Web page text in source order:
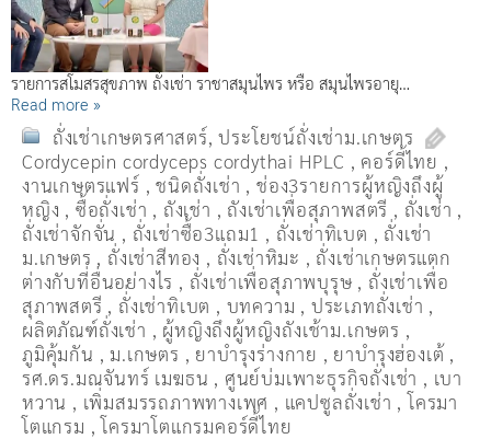
รายการสโมสรสุขภาพ ถั่งเช่า ราชาสมุนไพร หรือ สมุนไพรอายุ…
Read more »
ถั่งเช่าเกษตรศาสตร์,ประโยชน์ถั่งเช่าม.เกษตร
Cordycepin cordyceps cordythai HPLC , คอร์ดี้ไทย ,
งานเกษตรแฟร์ ,ชนิดถั่งเช่า ,ช่อง3รายการผู้หญิงถึงผู้
หญิง , ซื้อถั่งเช่า , ถังเช่า , ถังเช่าเพื่อสุภาพสตรี , ถั่งเช่า ,
ถั่งเช่าจักจั่น , ถั่งเช่าซื้อ3แถม1 , ถั่งเช่าทิเบต , ถั่งเช่า
ม.เกษตร , ถั่งเช่าสีทอง , ถั่งเช่าหิมะ , ถั่งเช่าเกษตรแตก
ต่างกับที่อื่นอย่างไร , ถั่งเช่าเพื่อสุภาพบุรุษ , ถั่งเช่าเพื่อ
สุภาพสตรี , ถั่่งเช่าทิเบต , บทความ , ประเภทถั่งเช่า ,
ผลิตภัณฑ์ถั่งเช่า , ผู้หญิงถึงผู้หญิงถังเช้าม.เกษตร ,
ภูมิคุ้มกัน ,ม.เกษตร , ยาบำรุงร่างกาย , ยาบำรุงฮ่องเต้ ,
รศ.ดร.มณจันทร์ เมฆธน , ศูนย์บ่มเพาะธุรกิจถั่งเช่า , เบา
หวาน , เพิ่มสมรรถภาพทางเพศ , แคปซูลถั่งเช่า ,โครมา
โตแกรม ,โครมาโตแกรมคอร์ดี้ไทย